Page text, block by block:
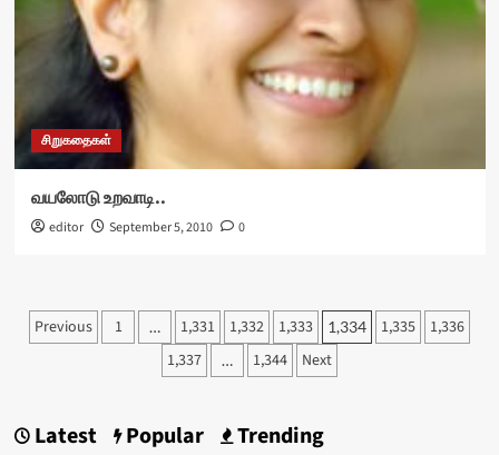
சிறுகதைகள்
வயலோடு உறவாடி..
editor September 5, 2010 0
Posts
pagination
Previous 1 … 1,331 1,332 1,333 1,334 1,335
1,336
1,337
… 1,344 Next
Latest Popular Trending